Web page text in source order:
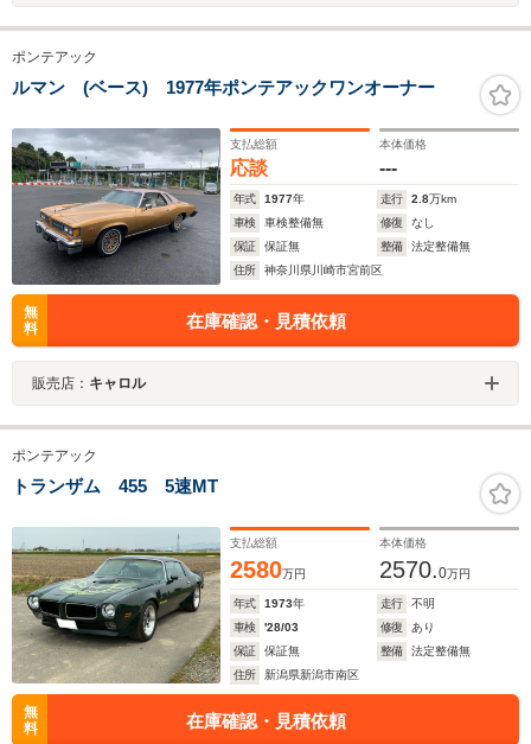
ポンテアック
ルマン (ベース) 1977年ポンテアックワンオーナー
支払総額
応談
本体価格
---
年式 1977年 走行 2.8万km
車検
車検整備無 修復
なし
保証
保証無 整備
法定整備無
住所
神奈川県川崎市宮前区
無
料
在庫確認・見積依頼
販売店： キャロル
ポンテアック
トランザム 455 5速MT
支払総額
2580万円
本体価格
2570.0万円
年式 1973年 走行
不明
車検
'28/03 修復
あり
保証
保証無 整備
法定整備無
住所
新潟県新潟市南区
無
料
在庫確認・見積依頼